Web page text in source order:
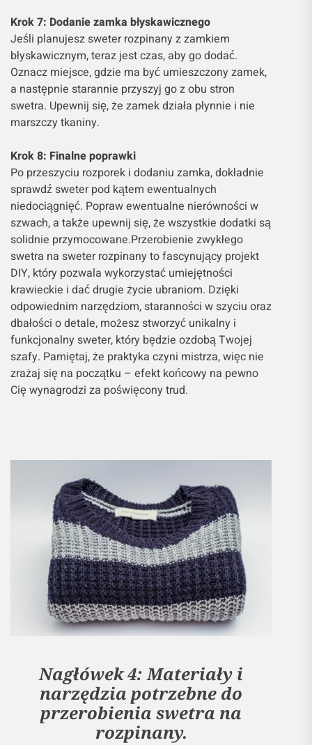
Krok 7: Dodanie zamka błyskawicznego
Jeśli planujesz sweter rozpinany z zamkiem
błyskawicznym, teraz jest czas, aby go dodać.
Oznacz miejsce, gdzie ma być umieszczony zamek,
a następnie starannie przyszyj go z obu stron
swetra. Upewnij się, że zamek działa płynnie i nie
marszczy tkaniny.
Krok 8: Finalne poprawki
Po przeszyciu rozporek i dodaniu zamka, dokładnie
sprawdź sweter pod kątem ewentualnych
niedociągnięć. Popraw ewentualne nierówności w
szwach, a także upewnij się, że wszystkie dodatki są
solidnie przymocowane.Przerobienie zwykłego
swetra na sweter rozpinany to fascynujący projekt
DIY, który pozwala wykorzystać umiejętności
krawieckie i dać drugie życie ubraniom. Dzięki
odpowiednim narzędziom, staranności w szyciu oraz
dbałości o detale, możesz stworzyć unikalny i
funkcjonalny sweter, który będzie ozdobą Twojej
szafy. Pamiętaj, że praktyka czyni mistrza, więc nie
zrażaj się na początku – efekt końcowy na pewno
Cię wynagrodzi za poświęcony trud.
Nagłówek 4: Materiały i
narzędzia potrzebne do
przerobienia swetra na
rozpinany.